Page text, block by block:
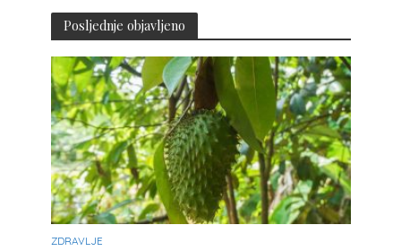
Posljednje objavljeno
ZDRAVLJE